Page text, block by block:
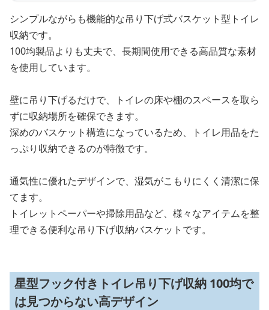
シンプルながらも機能的な吊り下げ式バスケット型トイレ
収納です。
100均製品よりも丈夫で、長期間使用できる高品質な素材
を使用しています。
壁に吊り下げるだけで、トイレの床や棚のスペースを取ら
ずに収納場所を確保できます。
深めのバスケット構造になっているため、トイレ用品をた
っぷり収納できるのが特徴です。
通気性に優れたデザインで、湿気がこもりにくく清潔に保
てます。
トイレットペーパーや掃除用品など、様々なアイテムを整
理できる便利な吊り下げ収納バスケットです。
星型フック付きトイレ吊り下げ収納 100均で
は見つからない高デザイン